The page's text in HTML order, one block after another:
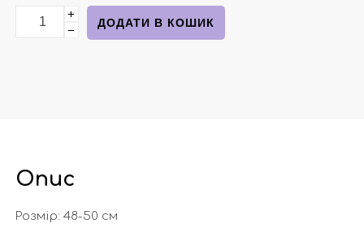
Котонова кепка з сіткою та написом 48-50 см
+
−
ДОДАТИ В КОШИК
Опис
Розмір: 48-50 см